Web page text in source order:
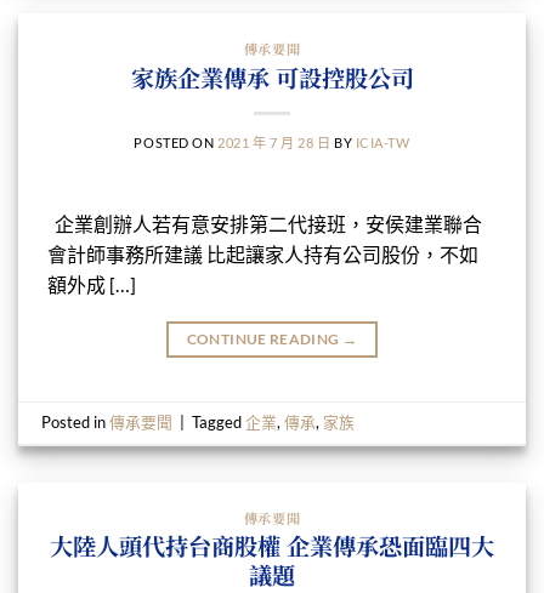
傳承要聞
家族企業傳承 可設控股公司
POSTED ON 2021 年 7 月 28 日 BY ICIA-TW
企業創辦人若有意安排第二代接班，安侯建業聯合
會計師事務所建議 比起讓家人持有公司股份，不如
額外成 […]
CONTINUE READING →
Posted in傳承要聞 Tagged企業,傳承, 家族
傳承要聞
大陸人頭代持台商股權 企業傳承恐面臨四大
議題